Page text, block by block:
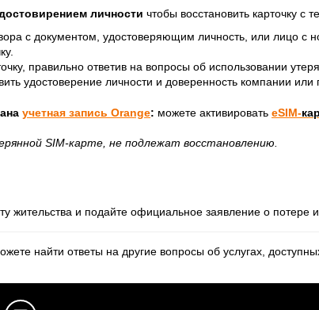
личности чтобы восстановить карточку с
с документом, удостоверяющим личность, или лицо с
правильно ответив на вопросы об использовании
удостоверение личности и доверенность компании
учетная запись Orange: можете активировать eSIM-
SIM-карте, не подлежат восстановлению.
жительства и подайте официальное заявление о потере
найти ответы на другие вопросы об услугах,